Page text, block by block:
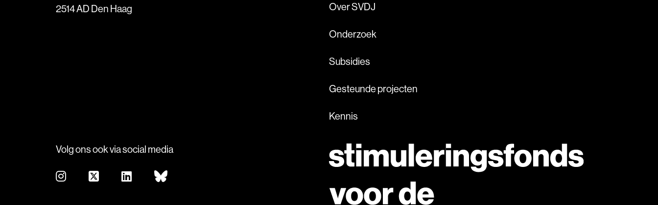
2514 AD Den Haag
Over SVDJ
Onderzoek
Subsidies
Gesteunde projecten
Kennis
Volg ons ook via social media